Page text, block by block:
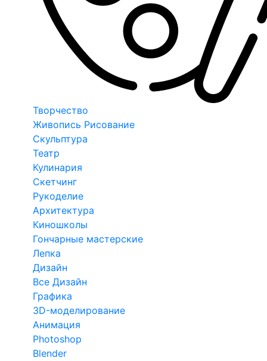
Творчество
Живопись Рисование
Скульптура
Театр
Кулинария
Скетчинг
Рукоделие
Архитектура
Киношколы
Гончарные мастерские
Лепка
Дизайн
Все Дизайн
Графика
3D-моделирование
Анимация
Photoshop
Blender